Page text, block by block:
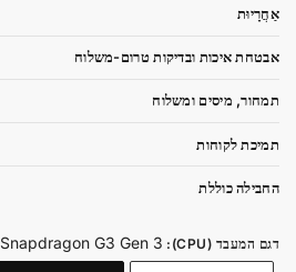
אַחֲרָיוּת
אבטחת איכות ובדיקות טרום-משלוח
תמחור, מיסים ומשלוח
תמיכת לקוחות
החבילה כוללת
דגם המעבד (CPU) :
Snapdragon G3 Gen 3